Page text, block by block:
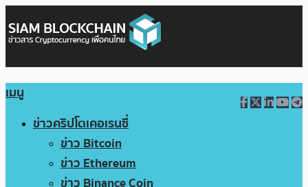
เมนู
ข่าวคริปโตเคอเรนซี่
ข่าว Bitcoin
ข่าว Ethereum